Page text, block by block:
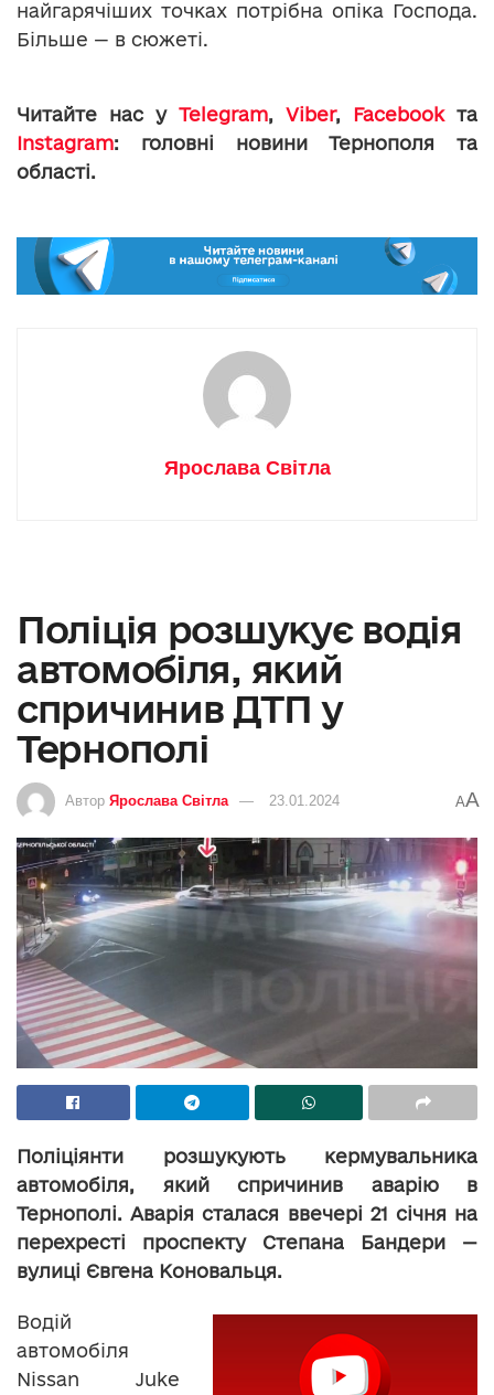
найгарячіших точках потрібна опіка Господа.
Більше — в сюжеті.
Читайте нас у Telegram, Viber, Facebookта
Instagram: головні новини Тернополя та
області.
Ярослава Світла
Поліція розшукує водія
автомобіля, який
спричинив ДТП у
Тернополі
Автор Ярослава Світла 23.01.2024 AA
Поліціянти розшукують кермувальника
автомобіля, який спричинив аварію в
Тернополі. Аварія сталася ввечері 21 січня на
перехресті проспекту Степана Бандери —
вулиці Євгена Коновальця.
Водій
автомобіля
Nissan Juke